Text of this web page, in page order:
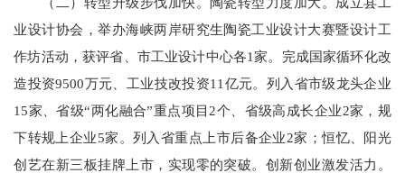
业设计协会，举办海峡两岸研究生陶瓷工业设计大赛暨设计工
作坊活动，获评省、市工业设计中心各1家。完成国家循环化改
造投资9500万元、工业技改投资11亿元。列入省市级龙头企业
15家、省级“两化融合”重点项目2个、省级高成长企业2家，规
下转规上企业5家。列入省重点上市后备企业2家；恒忆、阳光
创艺在新三板挂牌上市，实现零的突破。创新创业激发活力。